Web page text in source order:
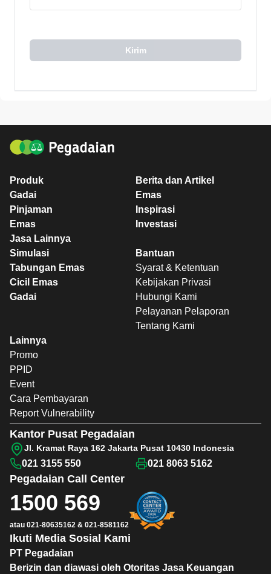
Kirim
Produk
Gadai
Pinjaman
Emas
Jasa Lainnya
Berita dan Artikel
Emas
Inspirasi
Investasi
Simulasi
Tabungan Emas
Cicil Emas
Gadai
Bantuan
Syarat & Ketentuan
Kebijakan Privasi
Hubungi Kami
Pelayanan Pelaporan
Tentang Kami
Lainnya
Promo
PPID
Event
Cara Pembayaran
Report Vulnerability
PT Pegadaian
Berizin dan diawasi oleh Otoritas Jasa Keuangan
Ikuti Media Sosial Kami
Pegadaian Call Center
1500 569
atau 021-80635162 & 021-8581162
Kantor Pusat Pegadaian
Jl. Kramat Raya 162 Jakarta Pusat 10430 Indonesia
021 3155 550 021 8063 5162